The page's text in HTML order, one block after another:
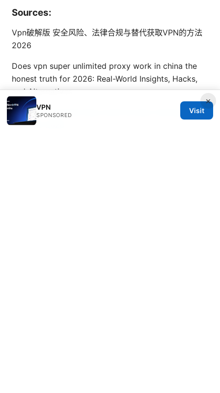
Sources:
Vpn破解版 安全风险、法律合规与替代获取VPN的方法
2026
Does vpn super unlimited proxy work in china the
honest truth for 2026: Real-World Insights, Hacks,
and Alternatives
Asus Chromebook Plus Cx34 Vs Acer Chromebook
Plus 515 2026
×
VPN
SPONSORED
Visit